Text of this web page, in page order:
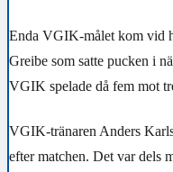
Enda VGIK-målet kom vid
Greibe som satte pucken i
VGIK spelade då fem mot
VGIK-tränaren Anders
efter matchen. Det var dels